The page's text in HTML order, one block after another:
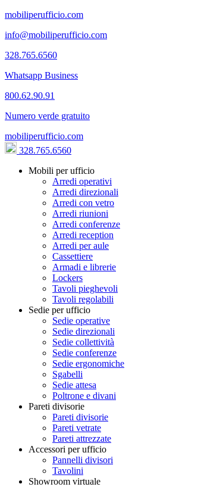
mobiliperufficio.com
info@mobiliperufficio.com
328.765.6560
Whatsapp Business
800.62.90.91
Numero verde gratuito
mobiliperufficio.com
328.765.6560
Mobili per ufficio
Arredi operativi
Arredi direzionali
Arredi con vetro
Arredi riunioni
Arredi conferenze
Arredi reception
Arredi per aule
Cassettiere
Armadi e librerie
Lockers
Tavoli pieghevoli
Tavoli regolabili
Sedie per ufficio
Sedie operative
Sedie direzionali
Sedie collettività
Sedie conferenze
Sedie ergonomiche
Sgabelli
Sedie attesa
Poltrone e divani
Pareti divisorie
Pareti divisorie
Pareti vetrate
Pareti attrezzate
Accessori per ufficio
Pannelli divisori
Tavolini
Showroom virtuale